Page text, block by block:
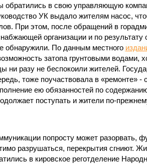
в свою управляющую
УК выдало жителям насос,
При этом, после обращений в
организации и по результату
обнаружили. По данным местного
затопа грунтовыми водами,
ни разу не беспокоили жителей.
тоже поучаствовала в «ремонте» -
ею обязанностей по
поступать и жители по-
попросту может разорвать,
разрушаться, перекрытия сгниют.
в кировское реготделение